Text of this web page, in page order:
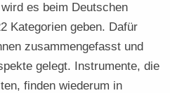
es beim Deutschen
Kategorien geben. Dafür
zusammengefasst und
gelegt. Instrumente, die
finden wiederum in